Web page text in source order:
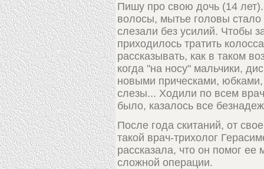
Пишу про свою дочь (14
волосы, мытье головы
слезали без усилий. Чтобы
приходилось тратить
рассказывать, как в таком
когда "на носу" мальчики,
новыми прическами,
слезы... Ходили по всем
было, казалось все
После года скитаний, от
такой врач-трихолог
рассказала, что он помог
сложной операции.